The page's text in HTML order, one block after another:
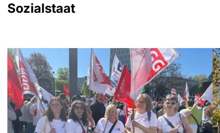
Sozialstaat
Show larger version for: